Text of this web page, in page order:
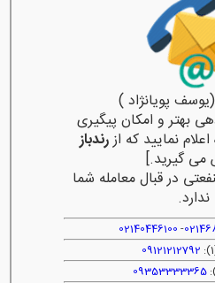
پویانژاد )
و امکان پیگیری
نمایید که ازرندباز
می گیرید.]
در قبال معامله شما
ندارد.
-
02140446100
09121212792
09353333365